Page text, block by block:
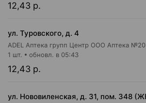
12,43 р.
ул. Туровского, д. 4
ADEL Аптека групп Центр ООО Аптека №20
12,43 р.
1 шт. обновл. в 05:43